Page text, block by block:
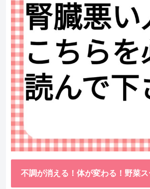
不調が消える！体が変わる！野菜